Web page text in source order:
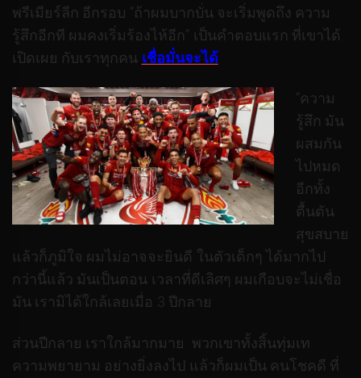
พรีเมียร์ลีก อีกรอบ “ถ้าผมบากบั่น จะเริ่มพูดถึง ความ
รู้สึกอีกที ผมคงเริ่มร้องไห้อีก” เป็นคำตอบแรก ที่เขาได้
เปิดเผย กับเราทุกคน เชื่อมั่นจะได้
“ความ
รู้สึก มัน
ผสมกัน
ไปหมด
อีกทั้ง
ตื้นตัน
สุขสบาย
แล้วก็ภูมิใจ ผมไม่อาจจะยินดี ในตัวเด็กๆ ได้มากไป
กว่านี้แล้ว มันเป็นตอน เวลาที่ดีเลิศๆ ผมเกือบจะไม่เชื่อ
มัน เรามิได้ใกล้เลยเมื่อ 3 ปีกลาย
ส่วนปีกลาย เราใกล้มากมาย พวกเขาทั้งสิ้นทุ่มเท
ความพยายาม อย่างยิ่งลงไป แล้วก็ผมเป็น คนโชคดี ที่